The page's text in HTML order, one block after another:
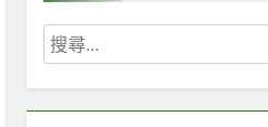
搜
尋